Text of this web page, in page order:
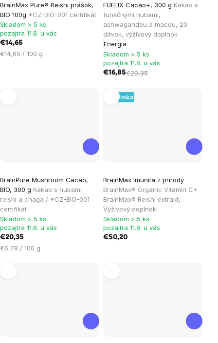
BrainMax Pure® Reishi prášok,
BIO 100g *CZ-BIO-001 certifikát
hodnotenie
produktu
je
5,0
z
Skladom > 5 ks
pozajtra 11.8. u vás
€14,65
Jednotková
€14,65 / 100 g
FUELIX Cacao+, 300 g Kakao s
funkčnými hubami,
ashwagandou a macou, 20
dávok, výživový doplnok
Energia
Skladom > 5 ks
pozajtra 11.8. u vás
€16,85€20,35
BrainPure Mushroom Cacao,
BIO, 300 g Kakao s hubami
reishi a chaga / *CZ-BIO-001
certifikát
hodnotenie
produktu
je
5,0
z
hviezdičiek.
Skladom > 5 ks
pozajtra 11.8. u vás
€20,35
Jednotková
€6,78 / 100 g
Novinka
BrainMax Imunita z prírody
BrainMax® Organic Vitamín C+
BrainMax® Reishi extrakt,
Výživový doplnok
Skladom > 5 ks
pozajtra 11.8. u vás
€50,20